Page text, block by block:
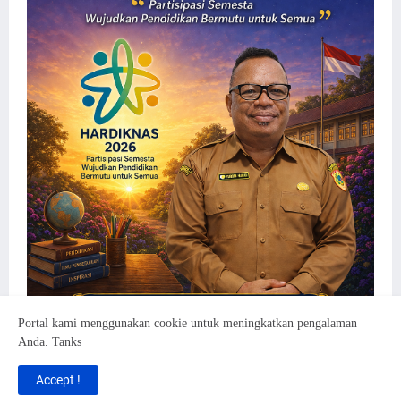
Portal kami menggunakan cookie untuk meningkatkan pengalaman
Anda. Tanks
Accept !